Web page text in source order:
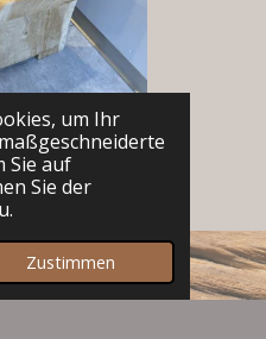
um Ihr
Sie auf
Sie der
Zustimmen
Produkten